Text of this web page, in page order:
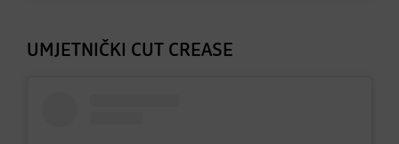
UMJETNIČKI CUT CREASE